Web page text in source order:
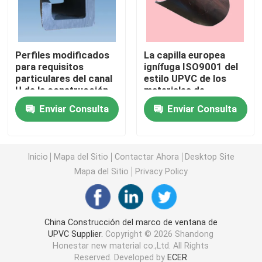
Perfiles de la protuberancia de UPVC
ventana del marco del upvc
ventana de desplazamiento del upvc
Puerta deslizante de UPVC
Ventana de aluminio de la rotura termal
Puertas de aluminio de la rotura termal
Perfiles modificados
para requisitos
particulares del canal
U de la construcción
de los materiales de
construcción de UPVC
UPVC
Enviar Consulta
La capilla europea
ignífuga ISO9001 del
estilo UPVC de los
materiales de
construcción de UPVC
aprobóEnviar Consulta
Inicio Mapa del Sitio Contactar Ahora
Desktop Site
Mapa del Sitio
Privacy Policy
China Construcción del marco de ventana de
UPVC Supplier. Copyright © 2026 Shandong
Honestar new material co.,Ltd. All Rights
Reserved. Developed by ECER